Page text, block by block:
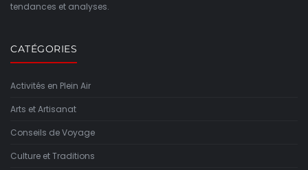
tendances et analyses.
CATÉGORIES
Activités en Plein Air
Arts et Artisanat
Conseils de Voyage
Culture et Traditions